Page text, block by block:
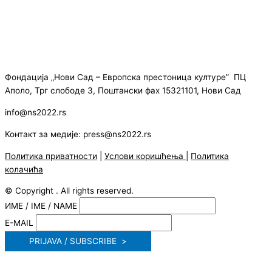
Фондација „Нови Сад – Европска престоница културе” ПЦ
Аполо, Трг слободе 3, Поштански фах 15321101, Нови Сад
info@ns2022.rs
Контакт за медије: press@ns2022.rs
Политика приватности Услови коришћења
Политика
колачића
© Copyright . All rights reserved.
ИМЕ / IME / NAME
E-MAIL